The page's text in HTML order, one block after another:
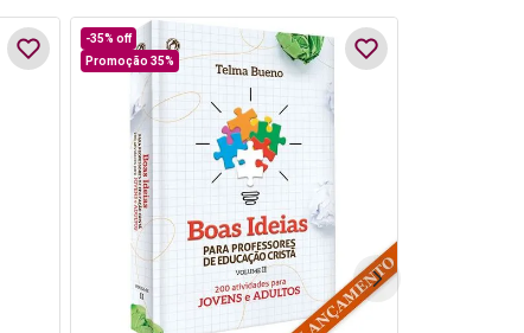
-35% off
Promoção 35%